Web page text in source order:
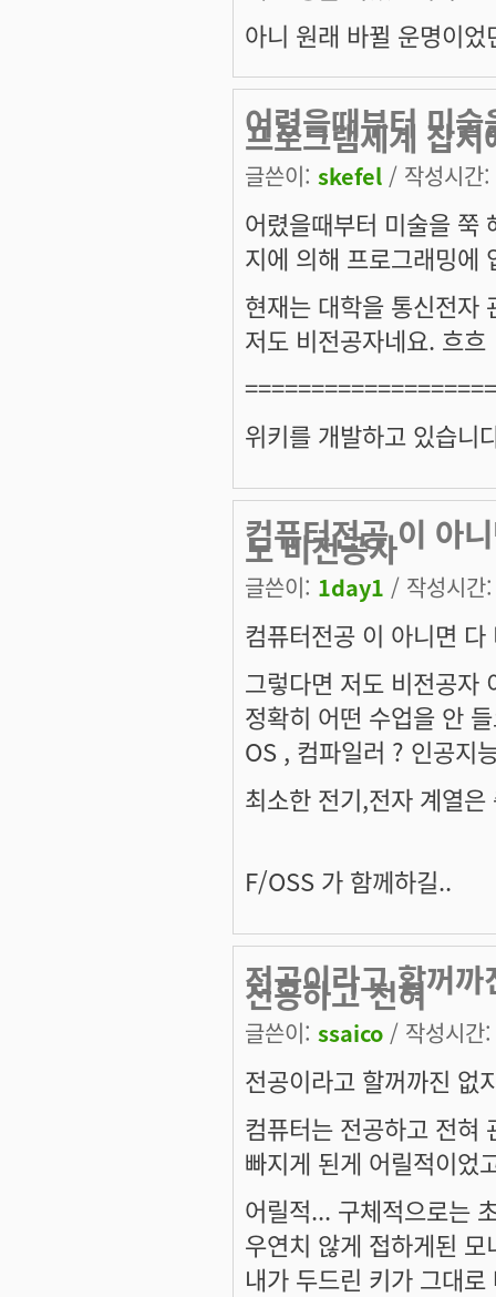
아니 원래 바뀔 운명이
어렸을때부터 미
프로그램세계 잡지
글쓴이: skefel / 작성시
어렸을때부터 미술을 쭉
지에 의해 프로그래밍에
현재는 대학을 통신전자
저도 비전공자네요. 흐흐
위키를 개발하고 있습니
컴퓨터전공 이 아
도 비전공자
글쓴이: 1day1 / 작성시
컴퓨터전공 이 아니면
그렇다면 저도 비전공자
정확히 어떤 수업을 안
OS , 컴파일러 ? 인공지
최소한 전기,전자 계열
F/OSS 가 함께하길..
전공이라고 할꺼
전공하고 전혀
글쓴이: ssaico / 작성시
전공이라고 할꺼까진 없
컴퓨터는 전공하고 전혀
빠지게 된게 어릴적이었
어릴적... 구체적으로는
우연치 않게 접하게된
내가 두드린 키가 그대